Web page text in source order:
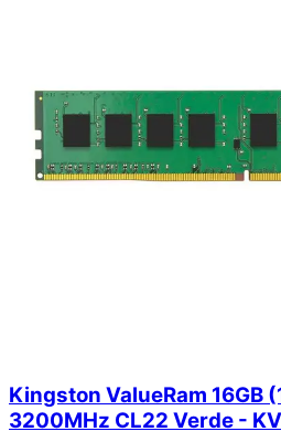
Kingston ValueRam 16GB
3200MHz CL22 Verde -